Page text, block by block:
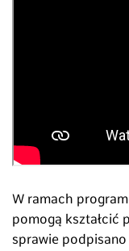
W ramach
pomogą kształcić
sprawie podpisano